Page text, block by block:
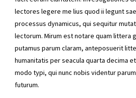
lectores legere me lius quod ii legunt
processus dynamicus, qui sequitur
lectorum. Mirum est notare quam littera
putamus parum claram, anteposuerit
humanitatis per seacula quarta decima
modo typi, qui nunc nobis videntur
futurum.